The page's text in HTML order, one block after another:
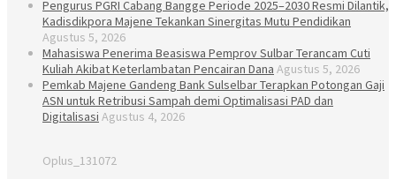
Pengurus PGRI Cabang Bangge Periode 2025–2030 Resmi Dilantik,
Kadisdikpora Majene Tekankan Sinergitas Mutu Pendidikan
Agustus 5, 2026
Mahasiswa Penerima Beasiswa Pemprov Sulbar Terancam Cuti
Kuliah Akibat Keterlambatan Pencairan Dana Agustus 5, 2026
Pemkab Majene Gandeng Bank Sulselbar Terapkan Potongan Gaji
ASN untuk Retribusi Sampah demi Optimalisasi PAD dan
Digitalisasi Agustus 4, 2026
Oplus_131072